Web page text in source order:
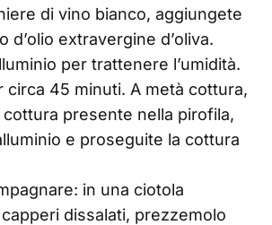
di vino bianco, aggiungete
extravergine d’oliva.
per trattenere l’umidità.
circa 45 minuti. A metà cottura,
presente nella pirofila,
e proseguite la cottura
in una ciotola
dissalati, prezzemolo